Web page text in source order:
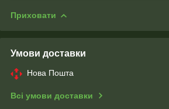
Приховати
Умови доставки
Нова Пошта
Всі умови доставки